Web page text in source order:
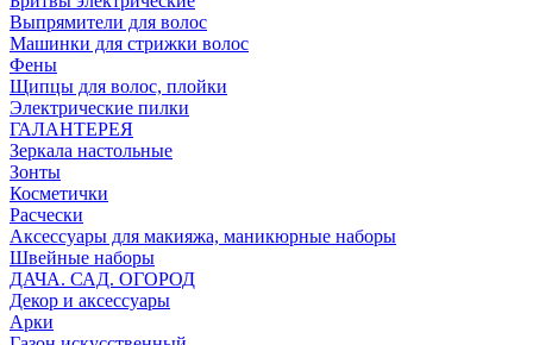
Выпрямители для волос
Машинки для стрижки волос
Фены
Щипцы для волос, плойки
Электрические пилки
ГАЛАНТЕРЕЯ
Зеркала настольные
Зонты
Косметички
Расчески
Аксессуары для макияжа, маникюрные наборы
Швейные наборы
ДАЧА. САД. ОГОРОД
Декор и аксессуары
Арки